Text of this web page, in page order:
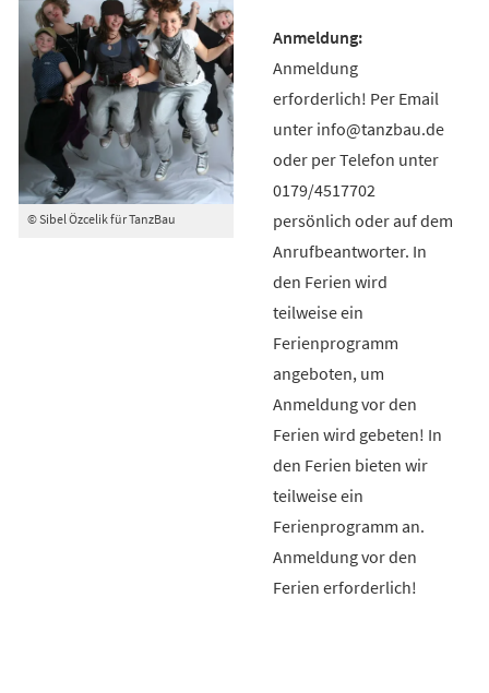
© Sibel Özcelik für TanzBau
Anmeldung
erforderlich! Per Email
unter info@tanzbau.de
oder per Telefon unter
0179/4517702
persönlich oder auf dem
Anrufbeantworter. In
den Ferien wird
teilweise ein
Ferienprogramm
angeboten, um
Anmeldung vor den
Ferien wird gebeten! In
den Ferien bieten wir
teilweise ein
Ferienprogramm an.
Anmeldung vor den
Ferien erforderlich!